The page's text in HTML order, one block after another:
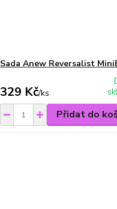
Sada Anew Reversalist
329 Kč/ks
Přidat do